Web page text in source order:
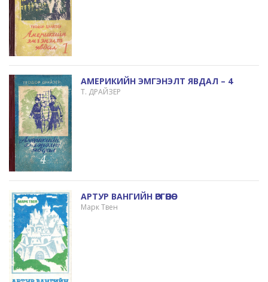
АМЕРИКИЙН ЭМГЭНЭЛТ ЯВДАЛ – 4
Т. ДРАЙЗЕР
АРТУР ВАНГИЙН ӨРГӨӨНӨӨ
Марк Твен